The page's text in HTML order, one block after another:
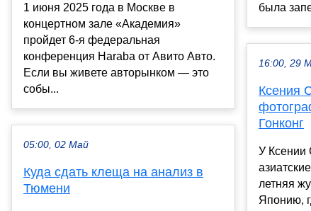
1 июня 2025 года в Москве в
концертном зале «Академия»
пройдет 6-я федеральная
конференция Haraba от Авито Авто.
Если вы живете авторынком — это
собы...
05:00, 02 Май
Куда сдать клеща на анализ в
Тюмени
была
16:00, 29
Ксения
Гонконг
У Ксении
летняя
Японию,